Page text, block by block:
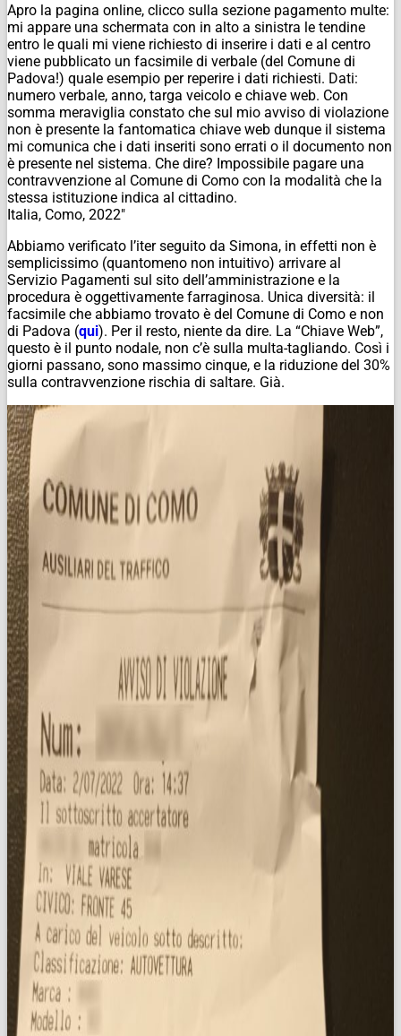
Apro la pagina online, clicco sulla sezione pagamento multe:
mi appare una schermata con in alto a sinistra le tendine
entro le quali mi viene richiesto di inserire i dati e al centro
viene pubblicato un facsimile di verbale (del Comune di
Padova!) quale esempio per reperire i dati richiesti. Dati:
numero verbale, anno, targa veicolo e chiave web. Con
somma meraviglia constato che sul mio avviso di violazione
non è presente la fantomatica chiave web dunque il sistema
mi comunica che i dati inseriti sono errati o il documento non
è presente nel sistema. Che dire? Impossibile pagare una
contravvenzione al Comune di Como con la modalità che la
stessa istituzione indica al cittadino.
Italia, Como, 2022″
Abbiamo verificato l’iter seguito da Simona, in effetti non è
semplicissimo (quantomeno non intuitivo) arrivare al
Servizio Pagamenti sul sito dell’amministrazione e la
procedura è oggettivamente farraginosa. Unica diversità: il
facsimile che abbiamo trovato è del Comune di Como e non
di Padova (qui). Per il resto, niente da dire. La “Chiave Web”,
questo è il punto nodale, non c’è sulla multa-tagliando. Così i
giorni passano, sono massimo cinque, e la riduzione del 30%
sulla contravvenzione rischia di saltare. Già.